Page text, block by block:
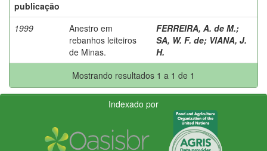
publicação
1999
Anestro em
rebanhos leiteiros
de Minas.
FERREIRA, A. de M.;
SA, W. F. de; VIANA, J.
H.
Mostrando resultados 1 a 1 de 1
Indexado por